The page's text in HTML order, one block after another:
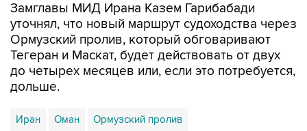
Замглавы МИД Ирана Казем Гарибабади
уточнял, что новый маршрут судоходства через
Ормузский пролив, который обговаривают
Тегеран и Маскат, будет действовать от двух
до четырех месяцев или, если это потребуется,
дольше.
Иран Оман Ормузский пролив